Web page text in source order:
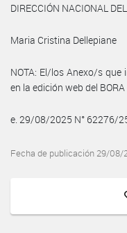
DIRECCIÓN NACIONAL
Maria Cristina Dellepiane
NOTA: El/los Anexo/s
en la edición web del
e. 29/08/2025 N° 62276/
Fecha de publicación 29/08/